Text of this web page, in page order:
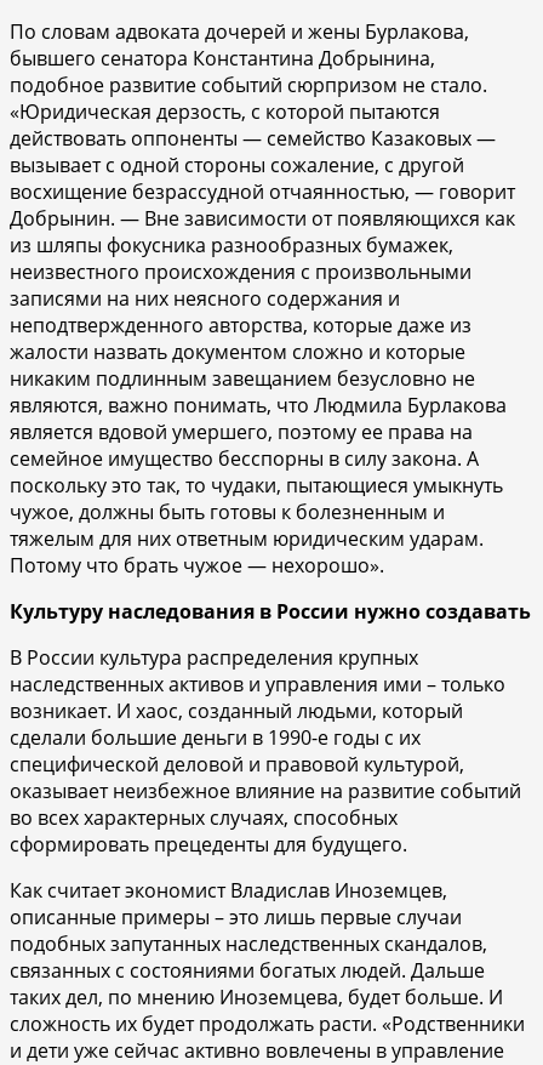
По словам адвоката дочерей и жены Бурлакова,
бывшего сенатора Константина Добрынина,
подобное развитие событий сюрпризом не стало.
«Юридическая дерзость, с которой пытаются
действовать оппоненты — семейство Казаковых —
вызывает с одной стороны сожаление, с другой
восхищение безрассудной отчаянностью, — говорит
Добрынин. — Вне зависимости от появляющихся как
из шляпы фокусника разнообразных бумажек,
неизвестного происхождения с произвольными
записями на них неясного содержания и
неподтвержденного авторства, которые даже из
жалости назвать документом сложно и которые
никаким подлинным завещанием безусловно не
являются, важно понимать, что Людмила Бурлакова
является вдовой умершего, поэтому ее права на
семейное имущество бесспорны в силу закона. А
поскольку это так, то чудаки, пытающиеся умыкнуть
чужое, должны быть готовы к болезненным и
тяжелым для них ответным юридическим ударам.
Потому что брать чужое — нехорошо».
Культуру наследования в России нужно создавать
В России культура распределения крупных
наследственных активов и управления ими – только
возникает. И хаос, созданный людьми, который
сделали большие деньги в 1990-е годы с их
специфической деловой и правовой культурой,
оказывает неизбежное влияние на развитие событий
во всех характерных случаях, способных
сформировать прецеденты для будущего.
Как считает экономист Владислав Иноземцев,
описанные примеры – это лишь первые случаи
подобных запутанных наследственных скандалов,
связанных с состояниями богатых людей. Дальше
таких дел, по мнению Иноземцева, будет больше. И
сложность их будет продолжать расти. «Родственники
и дети уже сейчас активно вовлечены в управление